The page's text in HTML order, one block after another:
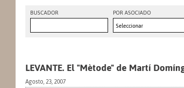
BUSCADOR POR ASOCIADO
Seleccionar
LEVANTE. El "Mètode" de Martí
Agosto, 23, 2007